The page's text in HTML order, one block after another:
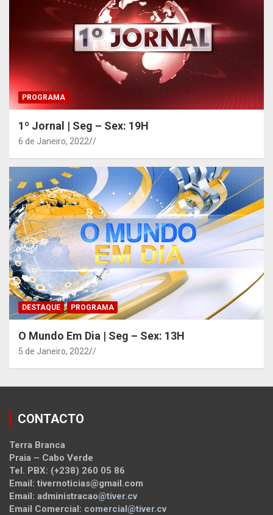
PROGRAMA
1º Jornal | Seg – Sex: 19H
6 de Janeiro, 2022 /
DESTAQUE PROGRAMA
O Mundo Em Dia | Seg – Sex: 13H
5 de Janeiro, 2022 /
CONTACTO
Terra Branca
Praia – Cabo Verde
Tel. PBX: (+238) 260 05 86
Email: tivernoticias@gmail.com
Email: administracao@tiver.cv
Email Comercial: comercial@tiver.cv